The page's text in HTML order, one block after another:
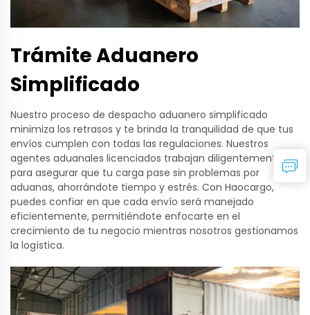
Trámite Aduanero
Simplificado
Nuestro proceso de despacho aduanero simplificado
minimiza los retrasos y te brinda la tranquilidad de que tus
envíos cumplen con todas las regulaciones. Nuestros
agentes aduanales licenciados trabajan diligentemente
para asegurar que tu carga pase sin problemas por
aduanas, ahorrándote tiempo y estrés. Con Haocargo,
puedes confiar en que cada envío será manejado
eficientemente, permitiéndote enfocarte en el
crecimiento de tu negocio mientras nosotros gestionamos
la logística.